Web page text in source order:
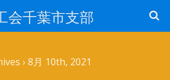
会千葉市支部
› 8月 10th, 2021